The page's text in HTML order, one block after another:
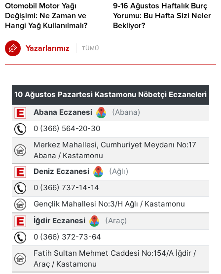
Otomobil Motor Yağı
Değişimi: Ne Zaman ve
Hangi Yağ Kullanılmalı?
9-16 Ağustos Haftalık Burç
Yorumu: Bu Hafta Sizi Neler
Bekliyor?
Yazarlarımız TÜMÜ